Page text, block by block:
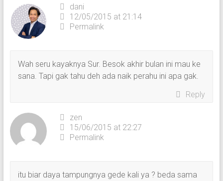
dani
12/05/2015 at 21:14
Permalink
Wah seru kayaknya Sur. Besok akhir bulan ini mau ke
sana. Tapi gak tahu deh ada naik perahu ini apa gak.
Reply
zen
15/06/2015 at 22:27
Permalink
itu biar daya tampungnya gede kali ya ? beda sama